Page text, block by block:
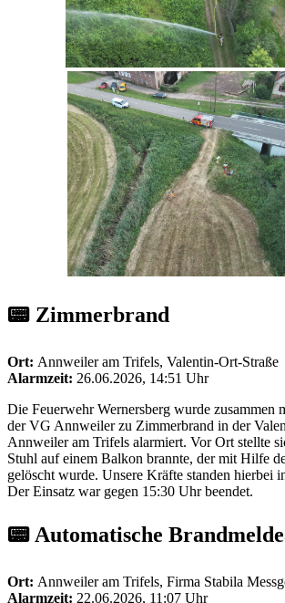
📟 Zimmerbrand
Ort: Annweiler am Trifels, Valentin-Ort-Straße
Alarmzeit: 26.06.2026, 14:51 Uhr
Die Feuerwehr Wernersberg wurde zusammen
der VG Annweiler zu Zimmerbrand in der
Annweiler am Trifels alarmiert. Vor Ort stellte
Stuhl auf einem Balkon brannte, der mit Hilfe
gelöscht wurde. Unsere Kräfte standen hierbei
Der Einsatz war gegen 15:30 Uhr beendet.
📟 Automatische
Ort: Annweiler am Trifels, Firma Stabila
Alarmzeit: 22.06.2026, 11:07 Uhr